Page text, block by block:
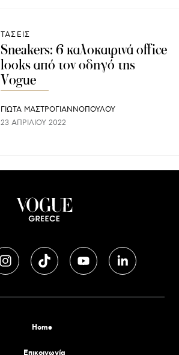
ΤΑΣΕΙΣ
Sneakers: 6 καλοκαιρινά office
looks από τον οδηγό της
Vogue
ΓΙΩΤΑ ΜΑΣΤΡΟΓΙΑΝΝΟΠΟΥΛΟΥ
23 ΑΠΡΙΛΊΟΥ 2022
Home
Επικοινωνία